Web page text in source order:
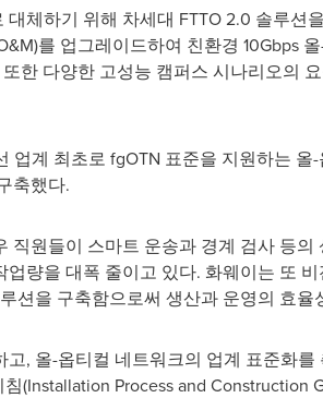
체하기 위해 차세대 FTTO 2.0 솔루션
를 업그레이드하여 친환경 10Gbps
한 다양한 고성능 캠퍼스 시나리오의
업계 최초로 fgOTN 표준을 지원하는
축했다.
원들이 스마트 운송과 경계 검사 등
량을 대폭 줄이고 있다. 화웨이는 또
션을 구축함으로써 생산과 운영의 효율
, 올-옵티컬 네트워크의 업계 표준화
(Installation Process and Construction